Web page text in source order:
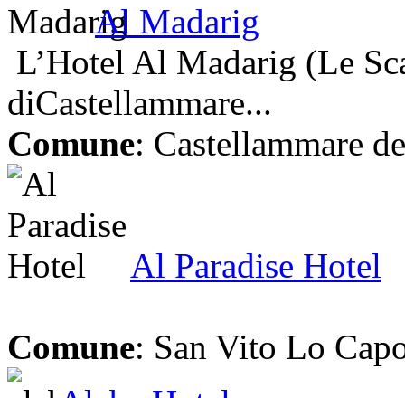
Al Madarig
L’Hotel Al Madarig (Le
diCastellammare...
Comune: Castellammare
Al Paradise Hotel
Comune: San Vito Lo